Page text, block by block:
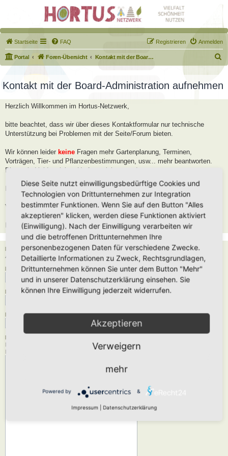
Startseite FAQ Anmelden
Registrieren
Portal Foren-Übersicht Kontakt mit der Board-Administration aufnehmen
u
Kontakt mit der Board-Administration aufnehmen
Herzlich Willkommen im Hortus-Netzwerk,
bitte beachtet, dass wir über dieses Kontaktformular nur technische
Unterstützung bei Problemen mit der Seite/Forum bieten.
Wir können leider keine Fragen mehr Gartenplanung, Terminen,
Vorträgen, Tier- und Pflanzenbestimmungen, usw... mehr beantworten.
Diese sind leider viel zu Umfangreich geworden.
Bitte stellt diese Fragen im Forum, dort helfen wir Euch gerne weiter.
Viele Grüße
Robert
Empfänger:
Administrator
Deine E-Mail-Adresse:
Dein Name:
Betreff:
Nachrichtentext:
Diese Nachricht wird als reiner Text verschickt, verwende daher kein HTML oder
BBCode. Als Antwort-Adresse für die E-Mail wird deine E-Mail-Adresse angegeben.
Diese Seite nutzt einwilligungsbedürftige Cookies und
Technologien von Drittunternehmen zur Integration
bestimmter Funktionen. Wenn Sie auf den Button "Alles
akzeptieren" klicken, werden diese Funktionen aktiviert
(Einwilligung). Nach der Einwilligung verarbeiten wir
und die betroffenen Drittunternehmen Ihre
personenbezogenen Daten für verschiedene Zwecke.
Detaillierte Informationen zu Zweck, Rechtsgrundlagen,
Drittunternehmen können Sie unter dem Button "Mehr"
und in unserer Datenschutzerklärung einsehen. Sie
können Ihre Einwilligung jederzeit widerrufen.
Akzeptieren
Verweigern
mehr
Powered by &
Impressum Datenschutzerklärung